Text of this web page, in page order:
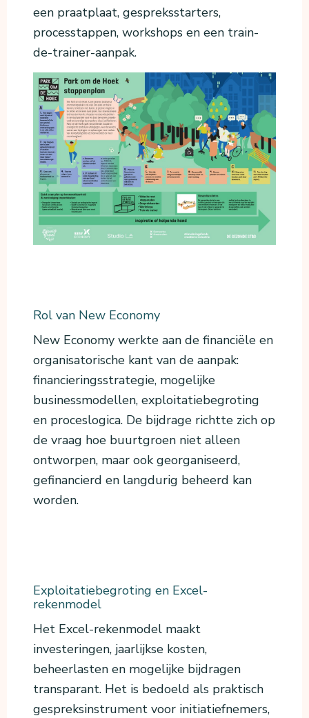
een praatplaat, gespreksstarters,
processtappen, workshops en een train-
de-trainer-aanpak.
Rol van New Economy
New Economy werkte aan de financiële en
organisatorische kant van de aanpak:
financieringsstrategie, mogelijke
businessmodellen, exploitatiebegroting
en proceslogica. De bijdrage richtte zich op
de vraag hoe buurtgroen niet alleen
ontworpen, maar ook georganiseerd,
gefinancierd en langdurig beheerd kan
worden.
Exploitatiebegroting en Excel-
rekenmodel
Het Excel-rekenmodel maakt
investeringen, jaarlijkse kosten,
beheerlasten en mogelijke bijdragen
transparant. Het is bedoeld als praktisch
gespreksinstrument voor initiatiefnemers,